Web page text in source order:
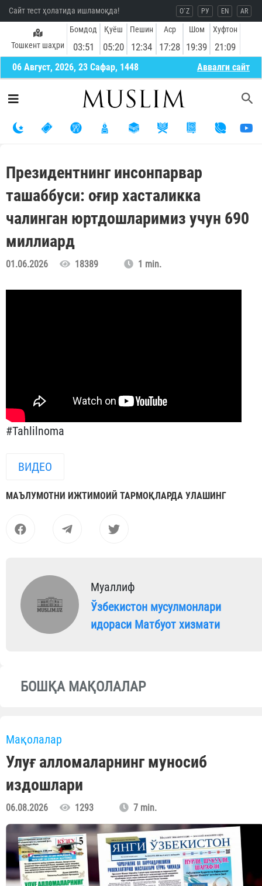
Сайт тест ҳолатида ишламоқда! O`Z РУ EN AR
Тошкент шаҳри
Бомдод
03:51
Қуёш
05:20
Пешин
12:34
Аср
17:28
Шом
19:39
Хуфтон
21:09
06 Август, 2026, 23 Сафар, 1448 Aввалги сайт
Президентнинг инсонпарвар
ташаббуси: оғир хасталикка
чалинган юртдошларимиз учун 690
миллиард
01.06.2026 18389 1 min.
#Tahlilnoma
ВИДЕО
МАЪЛУМОТНИ ИЖТИМОИЙ ТАРМОҚЛАРДА УЛАШИНГ
Муаллиф
Ўзбекистон мусулмонлари
идораси Матбуот хизмати
БОШҚА МАҚОЛАЛАР
Мақолалар
Улуғ алломаларнинг муносиб
издошлари
06.08.2026 1293 7 min.